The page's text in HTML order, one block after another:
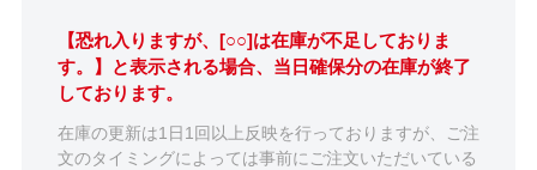
【恐れ入りますが、[○○]は在庫が不足しておりま
す。】と表示される場合、当日確保分の在庫が終了
しております。
在庫の更新は1日1回以上反映を行っておりますが、ご注
文のタイミングによっては事前にご注文いただいている